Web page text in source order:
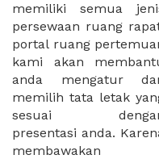
memiliki semua
persewaan ruang
portal ruang
kami akan
anda mengatur
memilih tata letak
sesuai
presentasi anda.
membawakan
terbaik. Jika
membutuhkan
selama fase
perencanaan
Manfaatkan
XWORK! Kami
dapat